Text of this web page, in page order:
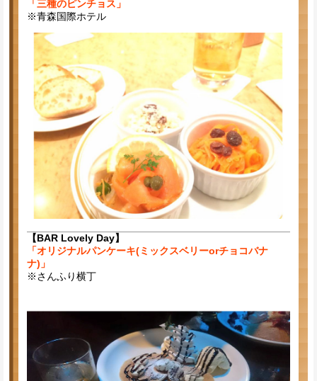
「三種のピンチョス」
※青森国際ホテル
【BAR Lovely Day】
「オリジナルパンケーキ(ミックスベリーorチョコバナ
ナ)」
※さんふり横丁